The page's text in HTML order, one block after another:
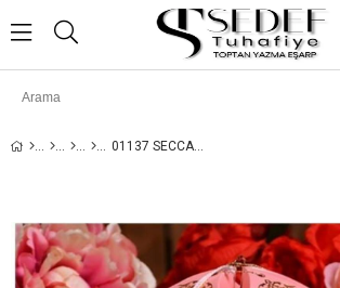
01137 SECCADE HAZIR SET